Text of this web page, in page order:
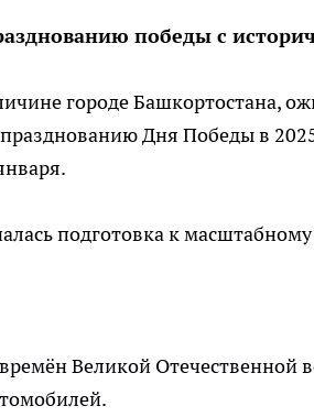
победы с
городе Башкортостана,
Дня Победы в
подготовка к
Великой Отечественной